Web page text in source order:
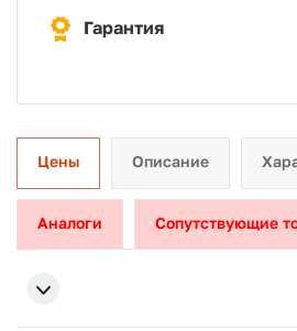
Гарантия
Цены Описание
Аналоги Сопутствующие